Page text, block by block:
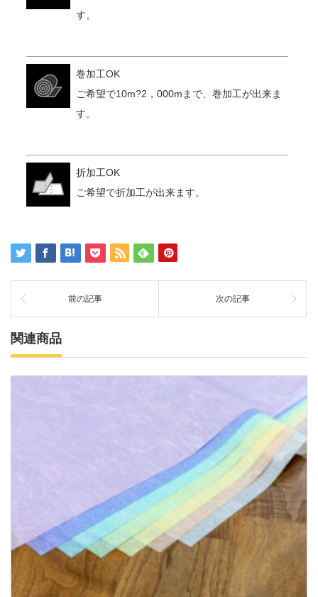
す。
巻加工OK
ご希望で10m?2，000mまで、巻加工が出来ま
す。
折加工OK
ご希望で折加工が出来ます。
前の記事 次の記事
関連商品